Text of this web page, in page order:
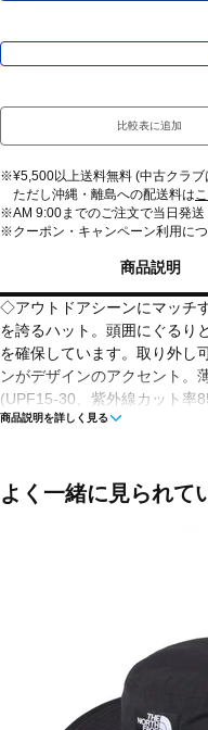
比較表に追加
※¥5,500以上送料無料 (中古クラブ
ただし沖縄・離島への配送料は
※AM 9:00までのご注文で当日発
※クーポン・キャンペーン利用に
商品説明
◇アウトドアシーンにマッチ
を誇るハット。頭囲にぐるり
を確保しています。取り外し
ンがデザインのアクセント。
(UPF15-30、紫外線カット率
アイボリー×ブラック(FK：フ
XL(LL・O)/60～62cm
商品説明を詳しく見る
よく一緒に見られて